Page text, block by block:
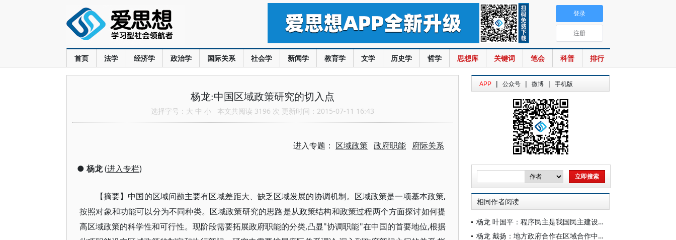
首页 法学 经济学 政治学 国际关系 社会学 新闻学 教育学 文学 历史学 哲学 思想库 关键词 笔会 科普 排行
登录
注册
杨龙:中国区域政策研究的切入点
选择字号： 大 中 小 本文共阅读 3196 次 更新时间：2015-07-11 16:43
进入专题： 区域政策 政府职能 府际关系
● 杨龙(进入专栏)
【摘要】中国的区域问题主要有区域差距大、缺乏区域发展的协调机制。区域政策是一项基本政策,
按照对象和功能可以分为不同种类。区域政策研究的思路是从政策结构和政策过程两个方面探讨如何提
高区域政策的科学性和可行性。现阶段需要拓展政府职能的分类,凸显"协调职能"在中国的首要地位,根据
APP | 公众号 | 微博 | 手机版
相同作者阅读
杨龙 叶国平：程序民主是我国民主建设的重要环节
杨龙 戴扬：地方政府合作在区域合作中的作用